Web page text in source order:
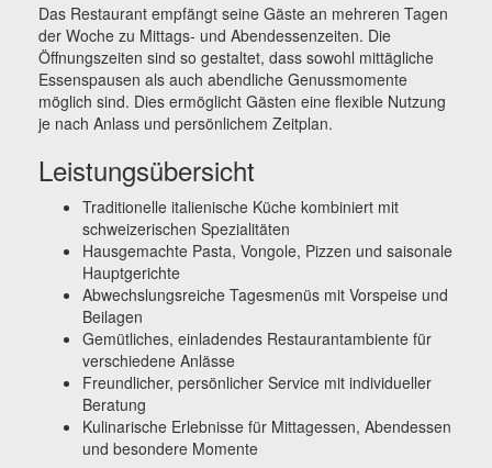
Das Restaurant empfängt seine Gäste an mehreren Tagen
der Woche zu Mittags- und Abendessenzeiten. Die
Öffnungszeiten sind so gestaltet, dass sowohl mittägliche
Essenspausen als auch abendliche Genussmomente
möglich sind. Dies ermöglicht Gästen eine flexible Nutzung
je nach Anlass und persönlichem Zeitplan.
Leistungsübersicht
Traditionelle italienische Küche kombiniert mit
schweizerischen Spezialitäten
Hausgemachte Pasta, Vongole, Pizzen und saisonale
Hauptgerichte
Abwechslungsreiche Tagesmenüs mit Vorspeise und
Beilagen
Gemütliches, einladendes Restaurantambiente für
verschiedene Anlässe
Freundlicher, persönlicher Service mit individueller
Beratung
Kulinarische Erlebnisse für Mittagessen, Abendessen
und besondere Momente